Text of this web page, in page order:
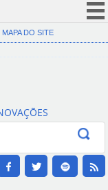
(COVID-19)
Canais
MAPA DO SITE